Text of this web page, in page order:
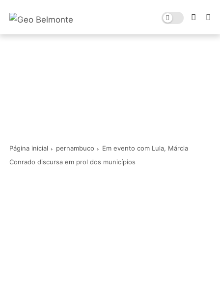
Página inicial pernambuco
Em evento com Lula, Márcia
Conrado discursa em prol dos municípios